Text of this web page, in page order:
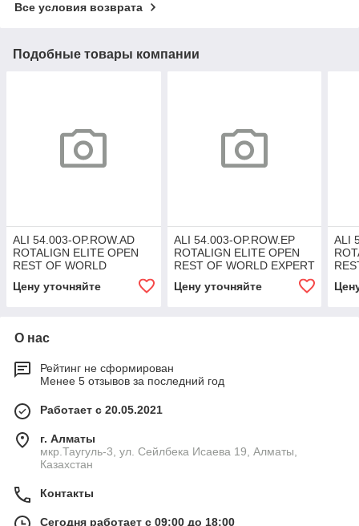
Все условия возврата
Подобные товары компании
ALI 54.003-OP.ROW.AD
ROTALIGN ELITE OPEN
REST OF WORLD
Цену уточняйте
ALI 54.003-OP.ROW.EP
ROTALIGN ELITE OPEN
REST OF WORLD EXPERT
Цену уточняйте
ALI
О нас
Рейтинг не сформирован
Менее 5 отзывов за последний год
Работает с 20.05.2021
г. Алматы
мкр.Таугуль-3, ул. Сейлбека Исаева 19, Алматы,
Казахстан
Контакты
Сегодня работает с 09:00 до 18:00